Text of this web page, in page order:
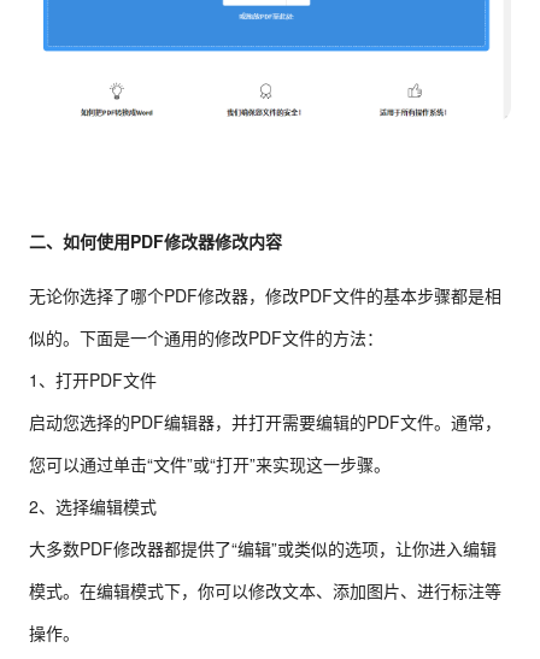
二、如何使用PDF修改器修改内容
无论你选择了哪个PDF修改器，修改PDF文件的基本步骤都是相
似的。下面是一个通用的修改PDF文件的方法：
1、打开PDF文件
启动您选择的PDF编辑器，并打开需要编辑的PDF文件。通常，
您可以通过单击“文件”或“打开”来实现这一步骤。
2、选择编辑模式
大多数PDF修改器都提供了“编辑”或类似的选项，让你进入编辑
模式。在编辑模式下，你可以修改文本、添加图片、进行标注等
操作。